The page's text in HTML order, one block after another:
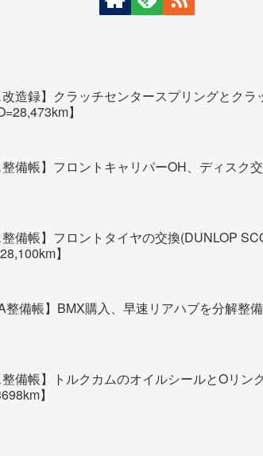
改造録】クラッチセンタースプリングとク
】
整備帳】フロントキャリパーOH、ディスク
整備帳】フロントタイヤの交換(DUNLOP
】
整備帳】BMX購入、早速リアハブを分解整
整備帳】トルクカムのオイルシールとOリ
】